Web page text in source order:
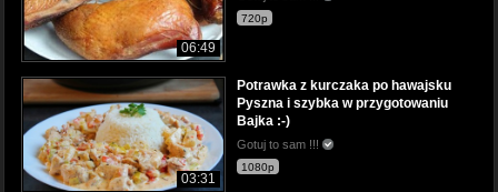
06:49
720p
03:31
Potrawka z kurczaka po hawajsku
Pyszna i szybka w przygotowaniu
Bajka :-)
Gotuj to sam !!!
1080p